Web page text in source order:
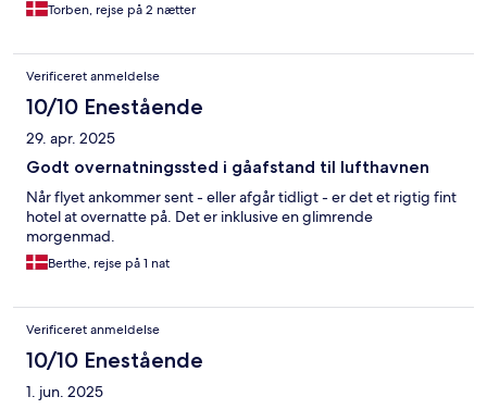
Torben, rejse på 2 nætter
Verificeret anmeldelse
10/10 Enestående
29. apr. 2025
Godt overnatningssted i gåafstand til lufthavnen
Når flyet ankommer sent - eller afgår tidligt - er det et rigtig fint
hotel at overnatte på. Det er inklusive en glimrende
morgenmad.
Berthe, rejse på 1 nat
Verificeret anmeldelse
10/10 Enestående
1. jun. 2025